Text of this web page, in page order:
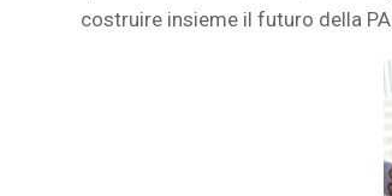
costruire insieme il futuro della PA.